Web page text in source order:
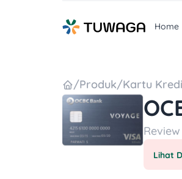
Home
/Produk/Kartu
Review
Lihat